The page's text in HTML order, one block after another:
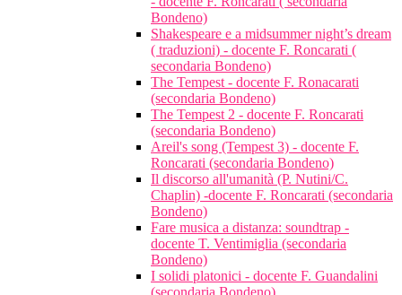
Bondeno)
Shakespeare e a midsummer night’s dream
( traduzioni) - docente F. Roncarati (
secondaria Bondeno)
The Tempest - docente F. Ronacarati
(secondaria Bondeno)
The Tempest 2 - docente F. Roncarati
(secondaria Bondeno)
Areil's song (Tempest 3) - docente F.
Roncarati (secondaria Bondeno)
Il discorso all'umanità (P. Nutini/C.
Chaplin) -docente F. Roncarati (secondaria
Bondeno)
Fare musica a distanza: soundtrap -
docente T. Ventimiglia (secondaria
Bondeno)
I solidi platonici - docente F. Guandalini